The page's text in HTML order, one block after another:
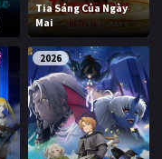
Tia Sáng Của Ngày
Mai
2026